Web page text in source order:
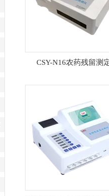
CSY-N16农药残留测